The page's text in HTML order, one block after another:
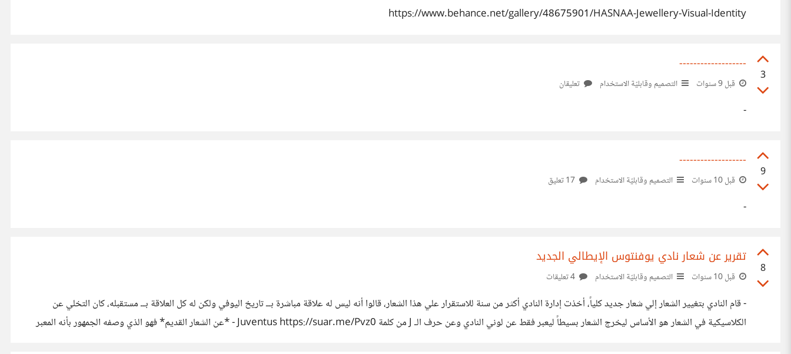
https://www.behance.net/gallery/48675901/HASNAA-Jewellery-Visual-Identity
3
-------------------
قبل 9 سنوات التصميم وقابليّة الاستخدام تعليقان
-
9
-------------------
قبل 10 سنوات التصميم وقابليّة الاستخدام
-
8
تقرير عن شعار نادي يوفنتوس الإيطالي الجديد
قبل 10 سنوات التصميم وقابليّة الاستخدام
- قام النادي بتغيير الشعار إلي شعار جديد كلياً، أخذت إدارة النادي أكثر من سنة للاستقرار علي هذا الشعار، قالوا أنه ليس له علاقة مباشرة بــ تاريخ اليوفي ولكن له كل العلاقة بــ مستقبله، كان التخلي عن
الكلاسيكية في الشعار هو الأساس ليخرج الشعار بسيطاً ليعبر فقط عن لوني النادي وعن حرف الـ J من كلمة Juventus https://suar.me/Pvz0 - *عن الشعار القديم* فهو الذي وصفه الجمهور بأنه المعبر